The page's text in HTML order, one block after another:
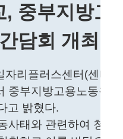
, 중부지방고
담회 개최
자리플러스센터(센터
중부지방고용노동청
고 밝혔다.
사태와 관련하여 청년